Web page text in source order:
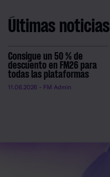
Últimas noticias
Consigue un 50 % de
descuento en FM26 para
todas las plataformas
11.06.2026 - FM Admin